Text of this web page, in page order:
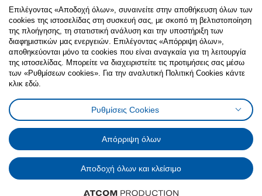
Follow us:
FacebookInstagram
TikTokYoutubePinterestTwitter
Πολιτική CookiesΔήλωση ψηφιακής προσβασιμότητας
Ρυθμίσεις cookiesΌροι Χρήσης
Γενική Πολιτική Προσωπικών Δεδομένων
Πολιτική Προσωπικών Δεδομένων για ΙΚΕΑ.gr
Κώδικας Καταναλωτικής Δεοντολογίας
© Inter-IKEA Systems B.V. 1999 - 2025
Επιλέγοντας «Αποδοχή όλων», συναινείτε στην αποθήκευση όλων των
cookies της ιστοσελίδας στη συσκευή σας, με σκοπό τη βελτιστοποίηση
της πλοήγησης, τη στατιστική ανάλυση και την υποστήριξη των
διαφημιστικών μας ενεργειών. Επιλέγοντας «Απόρριψη όλων»,
αποθηκεύονται μόνο τα cookies που είναι αναγκαία για τη λειτουργία
της ιστοσελίδας. Μπορείτε να διαχειριστείτε τις προτιμήσεις σας μέσω
των «Ρυθμίσεων cookies». Για την αναλυτική Πολιτική Cookies κάντε
κλικ εδώ.
Ρυθμίσεις Cookies
Απόρριψη όλων
Αποδοχή όλων και κλείσιμο